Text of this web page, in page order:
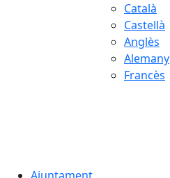
Català
Castellà
Anglès
Alemany
Francès